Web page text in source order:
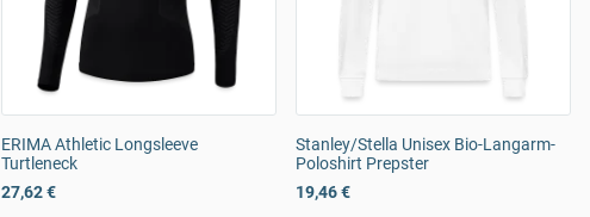
ERIMA Athletic Longsleeve
Turtleneck
27,62 €
Stanley/Stella Unisex Bio-Langarm-
Poloshirt Prepster
19,46 €